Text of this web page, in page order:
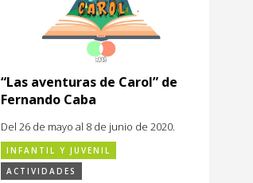
“Las aventuras de Carol” de
Fernando Caba
Del 26 de mayo al 8 de junio de 2020.
INFANTIL Y JUVENIL
ACTIVIDADES